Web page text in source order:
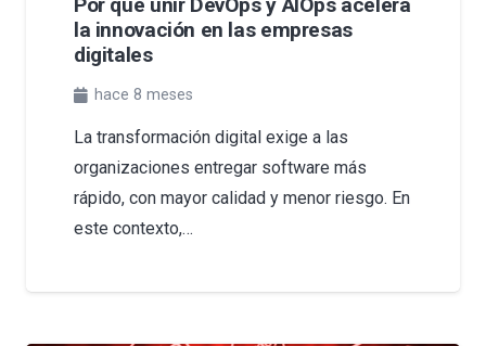
Por qué unir DevOps y AIOps acelera
la innovación en las empresas
digitales
hace 8 meses
La transformación digital exige a las
organizaciones entregar software más
rápido, con mayor calidad y menor riesgo. En
este contexto,…